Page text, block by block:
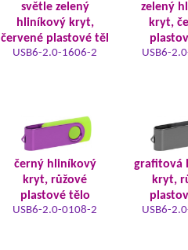
světle zelený
hliníkový kryt,
červené plastové těl
USB6-2.0-1606-2
zelený
kryt,
USB6-
černý hliníkový
kryt, růžové
plastové tělo
USB6-2.0-0108-2
grafitová
kryt,
USB6-